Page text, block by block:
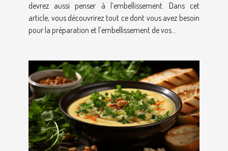
devrez aussi penser à l’embellissement. Dans cet
article, vous découvrirez tout ce dont vous avez besoin
pour la préparation et l’embellissement de vos...